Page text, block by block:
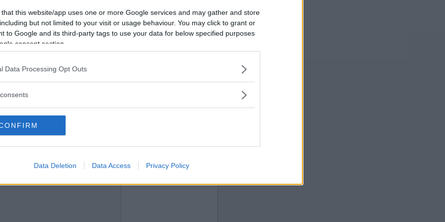
that this website/app uses one or more Google services and may gather and store
but not limited to your visit or usage behaviour. You may click to grant or
to Google and its third-party tags to use your data for below specified purposes
consent section.
Data Processing Opt Outs
Data Deletion Data Access Privacy Policy
ledare?
2017-02-03 00:21
Vill du bli
medlem?